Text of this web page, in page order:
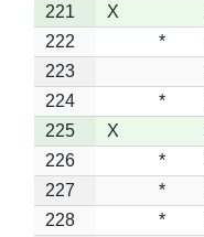
221
X
222
*
223
224
*
225
X
226
*
227
*
228
*